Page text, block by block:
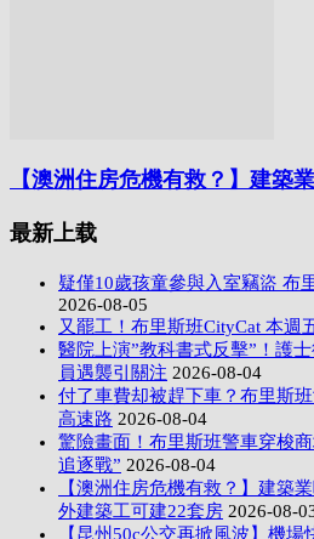
【澳洲住房危機有救？】建築
最新上载
疑僅10歲孩童參與入室竊盜 布
2026-08-05
又罷工！布里斯班CityCat 本週
醫院上演”教科書式反擊”！護
員遇襲引關注 2026-08-04
付了車費却被趕下車？布里斯
高速路 2026-08-04
驚險畫面！布里斯班警車穿梭
追逐戰” 2026-08-04
【澳洲住房危機有救？】建築
外建築工可建22套房 2026-08-
【昆州50c公交再掀風波】機